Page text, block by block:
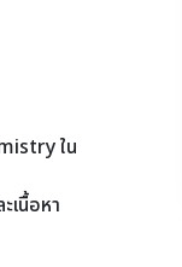
ใน
เนื้อหา